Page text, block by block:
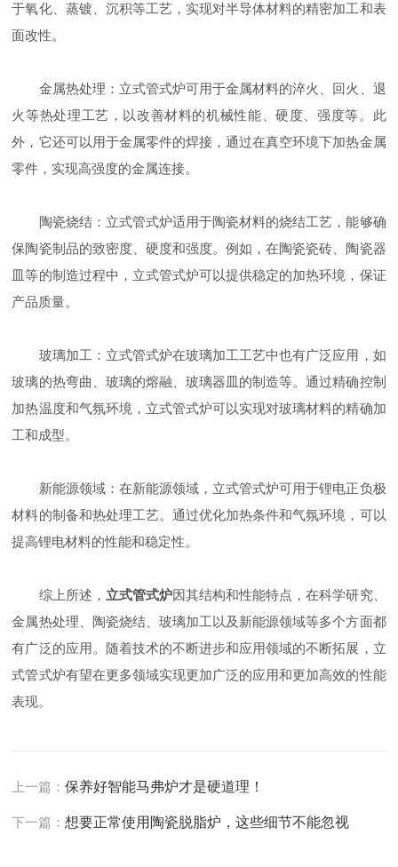
于氧化、蒸镀、沉积等工艺，实现对半导体材料的精密加工和表
面改性。
金属热处理：立式管式炉可用于金属材料的淬火、回火、退
火等热处理工艺，以改善材料的机械性能、硬度、强度等。此
外，它还可以用于金属零件的焊接，通过在真空环境下加热金属
零件，实现高强度的金属连接。
陶瓷烧结：立式管式炉适用于陶瓷材料的烧结工艺，能够确
保陶瓷制品的致密度、硬度和强度。例如，在陶瓷瓷砖、陶瓷器
皿等的制造过程中，立式管式炉可以提供稳定的加热环境，保证
产品质量。
玻璃加工：立式管式炉在玻璃加工工艺中也有广泛应用，如
玻璃的热弯曲、玻璃的熔融、玻璃器皿的制造等。通过精确控制
加热温度和气氛环境，立式管式炉可以实现对玻璃材料的精确加
工和成型。
新能源领域：在新能源领域，立式管式炉可用于锂电正负极
材料的制备和热处理工艺。通过优化加热条件和气氛环境，可以
提高锂电材料的性能和稳定性。
综上所述， 立式管式炉因其结构和性能特点，在科学研究、
金属热处理、陶瓷烧结、玻璃加工以及新能源领域等多个方面都
有广泛的应用。随着技术的不断进步和应用领域的不断拓展，立
式管式炉有望在更多领域实现更加广泛的应用和更加高效的性能
表现。
上一篇：保养好智能马弗炉才是硬道理！
下一篇：想要正常使用陶瓷脱脂炉，这些细节不能忽视